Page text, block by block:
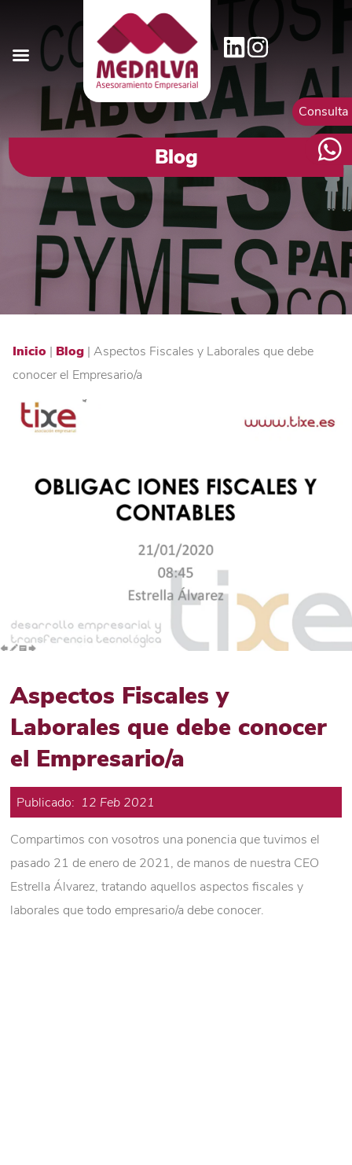
Blog
Consulta
Inicio | Blog | Aspectos Fiscales y Laborales que debe
conocer el Empresario/a
Aspectos Fiscales y
Laborales que debe conocer
el Empresario/a
Publicado: 12 Feb 2021
Compartimos con vosotros una ponencia que tuvimos el
pasado 21 de enero de 2021, de manos de nuestra CEO
Estrella Álvarez, tratando aquellos aspectos fiscales y
laborales que todo empresario/a debe conocer.